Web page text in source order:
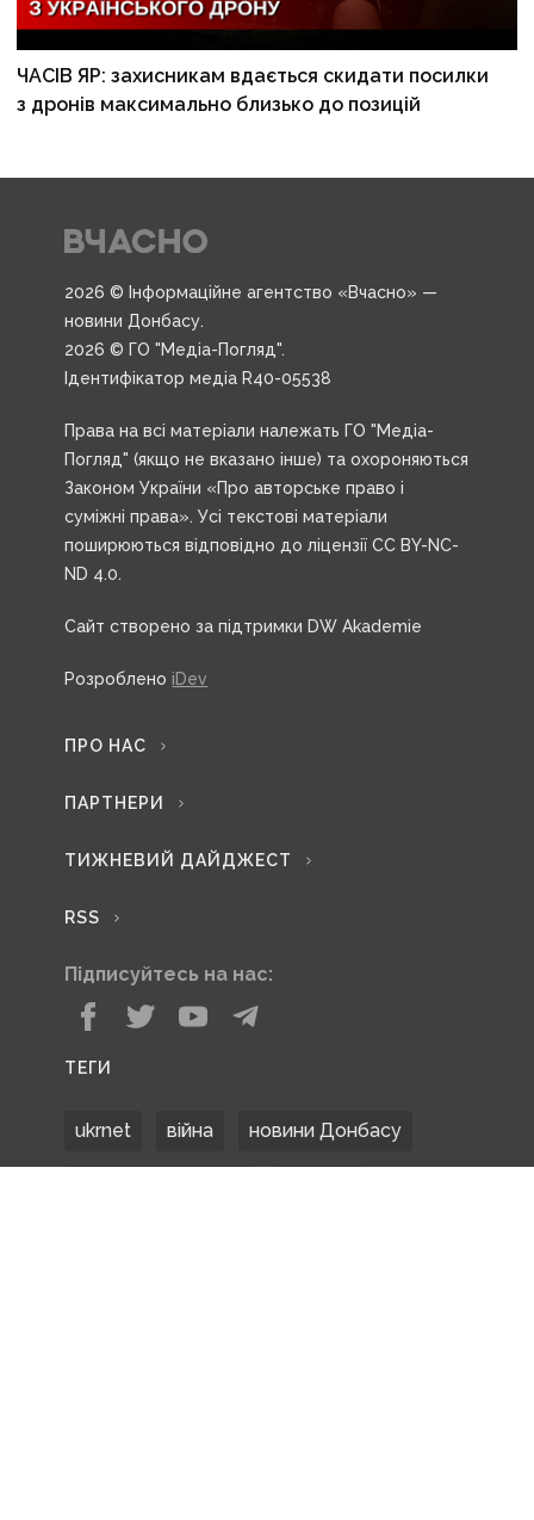
ЧАСІВ ЯР: захисникам вдається скидати посилки
з дронів максимально близько до позицій
2026 © Інформаційне агентство «Вчасно» —
новини Донбасу.
2026 © ГО "Медіа-Погляд".
Ідентифікатор медіа R40-05538
Права на всі матеріали належать ГО "Медіа-
Погляд" (якщо не вказано інше) та охороняються
Законом України «Про авторське право і
суміжні права». Усі текстові матеріали
поширюються відповідно до ліцензії CC BY-NC-
ND 4.0.
Сайт створено за підтримки DW Akademie
Розроблено iDev
ПРО НАС
ПАРТНЕРИ
ТИЖНЕВИЙ ДАЙДЖЕСТ
RSS
Підписуйтесь на нас:
ТЕГИ
ukrnet війна новини Донбасу